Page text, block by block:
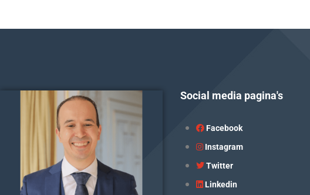
Social media pagina's
Facebook
Instagram
Twitter
Linkedin